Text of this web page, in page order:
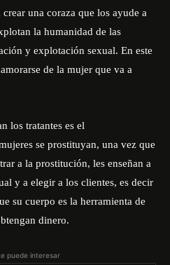
una coraza que los ayude a
la humanidad de las
y explotación sexual. En este
de la mujer que va a
los tratantes es el
se prostituyan, una vez que
a la prostitución, les enseñan a
y a elegir a los clientes, es decir
su cuerpo es la herramienta de
dinero.
puede interesar